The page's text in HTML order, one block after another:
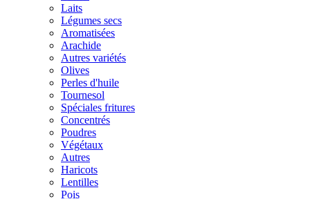
Laits
Légumes secs
Aromatisées
Arachide
Autres variétés
Olives
Perles d'huile
Tournesol
Spéciales fritures
Concentrés
Poudres
Végétaux
Autres
Haricots
Lentilles
Pois